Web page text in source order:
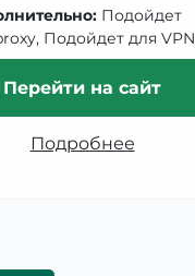
Подойдет
Подойдет для VPN
Перейти на сайт
Подробнее